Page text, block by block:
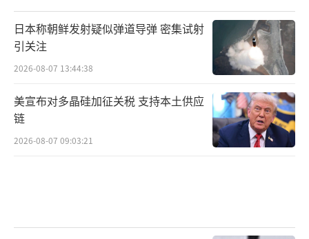
日本称朝鲜发射疑似弹道导弹 密集试射
引关注
2026-08-07 13:44:38
美宣布对多晶硅加征关税 支持本土供应
链
2026-08-07 09:03:21